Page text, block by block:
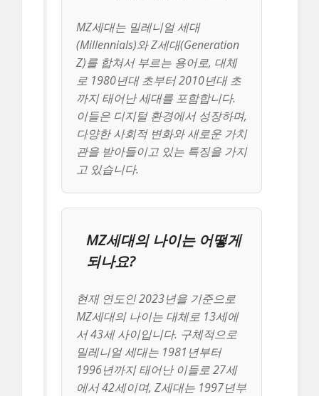
MZ세대는 밀레니얼 세대
(Millennials)와 Z세대(Generation
Z)를 합쳐서 부르는 용어로, 대체
로 1980년대 초부터 2010년대 초
까지 태어난 세대를 포함합니다.
이들은 디지털 환경에서 성장하며,
다양한 사회적 변화와 새로운 가치
관을 받아들이고 있는 특징을 가지
고 있습니다.
MZ세대의 나이는 어떻게
되나요?
현재 연도인 2023년을 기준으로
MZ세대의 나이는 대체로 13세에
서 43세 사이입니다. 구체적으로
밀레니얼 세대는 1981년부터
1996년까지 태어난 이들로 27세
에서 42세이며, Z세대는 1997년부